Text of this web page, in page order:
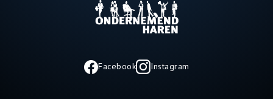
Facebook Instagram